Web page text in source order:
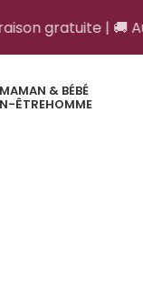
MAMAN & BÉBÉ
ÊTREHOMME
gratuite | 🚚